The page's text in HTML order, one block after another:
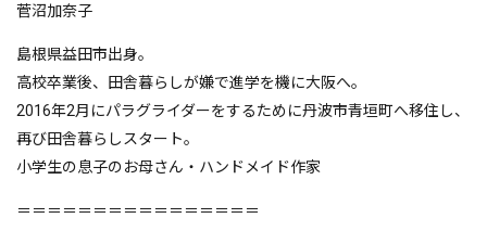
菅沼加奈子
島根県益田市出身。
高校卒業後、田舎暮らしが嫌で進学を機に大阪へ。
2016年2月にパラグライダーをするために丹波市青垣町へ移住し、
再び田舎暮らしスタート。
小学生の息子のお母さん・ハンドメイド作家
＝＝＝＝＝＝＝＝＝＝＝＝＝＝＝＝